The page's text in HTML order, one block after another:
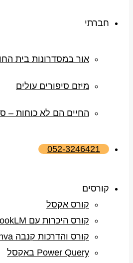
חברתי
אור במסדרונות בית
מיזם סיפורים עולים
החיים הם לא כוחות –
052-3246421
קורסים
קורס אקסל
קורס היכרות עם NotbookLM
קורס והדרכות קנבה Canva
Power Query באקסל